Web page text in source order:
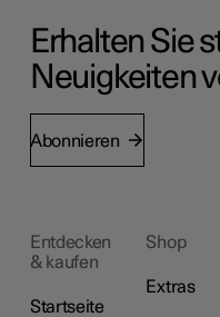
Erhalten Sie
Neuigkeiten
Abonnieren
Entdecken
& kaufen
Startseite
Shop
Extras